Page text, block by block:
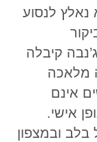
נאלץ לנסוע
קיבלה
מלאכה
אינם
אישי.
ובמצפון